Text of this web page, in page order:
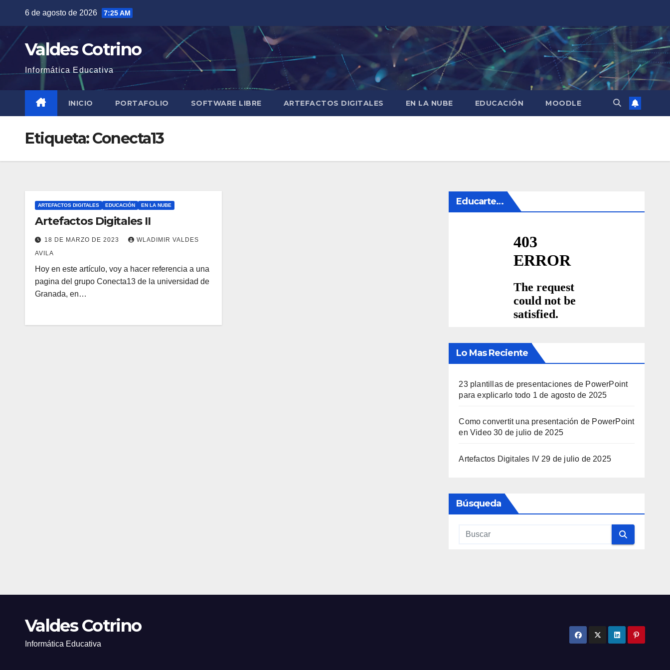
contenido
6 de agosto de 2026 7:25 AM
Valdes Cotrino
Informática Educativa
INICIO PORTAFOLIO SOFTWARE LIBRE ARTEFACTOS DIGITALES EN LA NUBE EDUCACIÓN MOODLE
Etiqueta:Conecta13
ARTEFACTOS DIGITALES EDUCACIÓN EN LA NUBE
Artefactos Digitales II
18 DE MARZO DE 2023
WLADIMIR VALDES
AVILA
Hoy en este artículo, voy a hacer referencia a una
pagina del grupo Conecta13 de la universidad de
Granada, en…
Educarte…
Lo Mas Reciente
23 plantillas de presentaciones de PowerPoint
para explicarlo todo 1 de agosto de 2025
Como convertit una presentación de PowerPoint
en Video 30 de julio de 2025
Artefactos Digitales IV 29 de julio de 2025
Búsqueda
Valdes Cotrino
Informática Educativa